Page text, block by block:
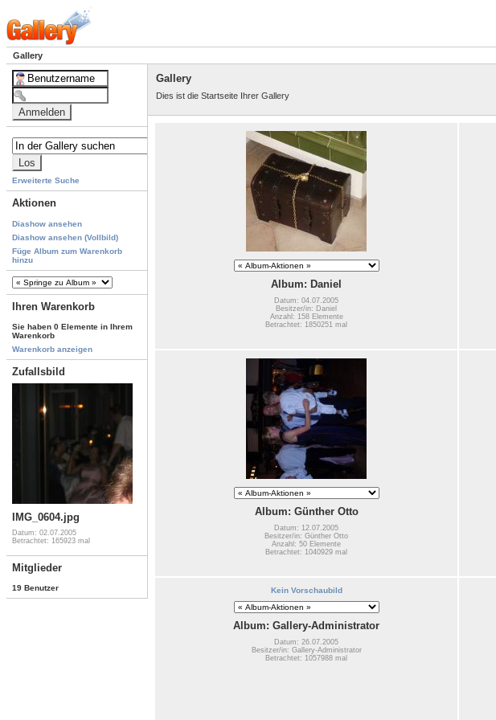
Gallery
Erweiterte Suche
Aktionen
Diashow ansehen
Diashow ansehen (Vollbild)
Füge Album zum Warenkorb
hinzu
Ihren Warenkorb
Sie haben 0 Elemente in Ihrem
Warenkorb
Warenkorb anzeigen
Zufallsbild
IMG_0604.jpg
Datum: 02.07.2005
Betrachtet: 165923 mal
Mitglieder
19 Benutzer
Gallery
Dies ist die Startseite Ihrer Gallery
Album: Daniel
Datum: 04.07.2005
Besitzer/in: Daniel
Anzahl: 158 Elemente
Betrachtet: 1850251 mal
Album: Günther Otto
Datum: 12.07.2005
Besitzer/in: Günther Otto
Anzahl: 50 Elemente
Betrachtet: 1040929 mal
Kein Vorschaubild
Album: Gallery-Administrator
Datum: 26.07.2005
Besitzer/in: Gallery-Administrator
Betrachtet: 1057988 mal